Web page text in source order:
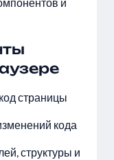
страницы
кода
структуры и